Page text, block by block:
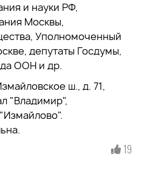
и науки РФ,
Москвы,
Уполномоченный
депутаты Госдумы,
ООН и др.
ш., д. 71,
"Владимир",
19